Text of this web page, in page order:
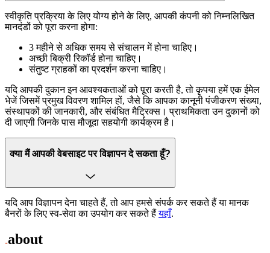
स्वीकृति प्रक्रिया के लिए योग्य होने के लिए, आपकी कंपनी को निम्नलिखित
मानदंडों को पूरा करना होगा:
3 महीने से अधिक समय से संचालन में होना चाहिए।
अच्छी बिक्री रिकॉर्ड होना चाहिए।
संतुष्ट ग्राहकों का प्रदर्शन करना चाहिए।
यदि आपकी दुकान इन आवश्यकताओं को पूरा करती है, तो कृपया हमें एक ईमेल
भेजें जिसमें प्रमुख विवरण शामिल हों, जैसे कि आपका कानूनी पंजीकरण संख्या,
संस्थापकों की जानकारी, और संबंधित मैट्रिक्स। प्राथमिकता उन दुकानों को
दी जाएगी जिनके पास मौजूदा सहयोगी कार्यक्रम है।
क्या मैं आपकी वेबसाइट पर विज्ञापन दे सकता हूँ?
यदि आप विज्ञापन देना चाहते हैं, तो आप हमसे संपर्क कर सकते हैं या मानक
बैनरों के लिए स्व-सेवा का उपयोग कर सकते हैंयहाँ.
about